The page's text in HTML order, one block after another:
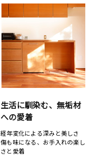
生活に馴染む、無垢材
への愛着
経年変化による深みと美しさ
傷も味になる、お手入れの楽し
さと愛着